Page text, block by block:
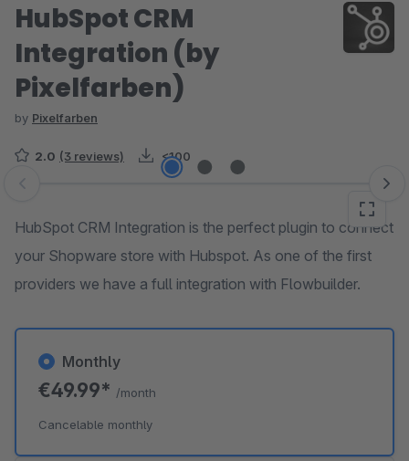
HubSpot CRM
Integration (by
Pixelfarben)
by Pixelfarben
2.0 (3 reviews) <100
Skip image gallery
HubSpot CRM Integration is the perfect plugin to connect
your Shopware store with Hubspot. As one of the first
providers we have a full integration with Flowbuilder.
Monthly
€49.99* /month
Cancelable monthly